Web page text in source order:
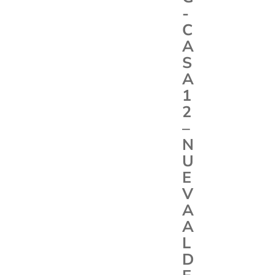
-
C
A
S
A
1
2
–
N
U
E
V
A
A
L
D